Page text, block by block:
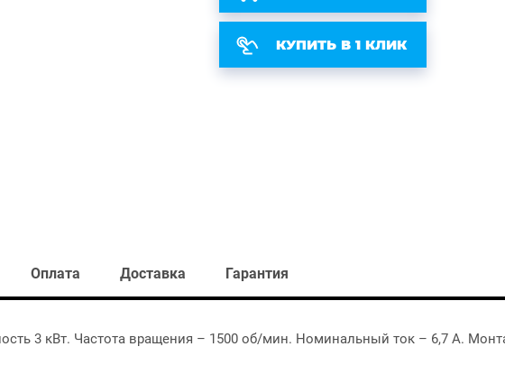
КУПИТЬ В 1 КЛИК
Оплата Доставка Гарантия
3 кВт. Частота вращения – 1500 об/мин. Номинальный ток – 6,7 А.